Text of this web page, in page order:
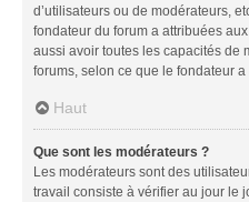
d’utilisateurs ou de modérateurs,
fondateur du forum a attribuées
aussi avoir toutes les capacités de
forums, selon ce que le fondateur a
Haut
Que sont les modérateurs ?
Les modérateurs sont des
travail consiste à vérifier au jour le